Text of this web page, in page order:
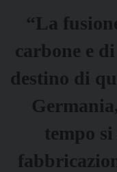
“La
carbone e
destino di
tempo